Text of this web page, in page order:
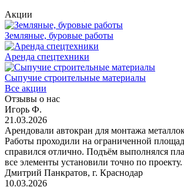
Акции
Земляные, буровые работы
Аренда спецтехники
Сыпучие строительные материалы
Все акции
Отзывы о нас
Игорь Ф.
21.03.2026
Арендовали автокран для монтажа
Работы проходили на ограниченной
справился отлично. Подъём выполнялся
все элементы установили точно по
Дмитрий Панкратов, г. Краснодар
10.03.2026